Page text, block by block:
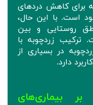
برای کاهش دردهای
است. با این حال،
روستایی و بین
زردچوبه با
در بسیاری از
دارد.
بیماری‌های